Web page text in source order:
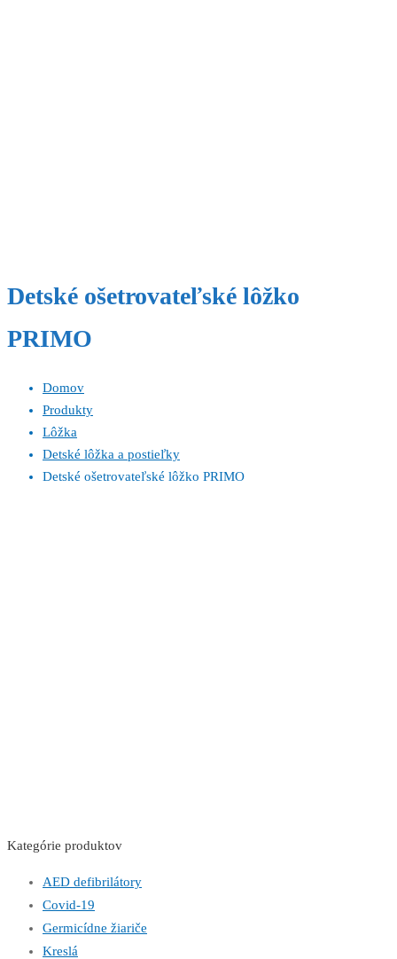
Detské ošetrovateľské lôžko
PRIMO
Domov
Produkty
Lôžka
Detské lôžka a postieľky
Detské ošetrovateľské lôžko PRIMO
Kategórie produktov
AED defibrilátory
Covid-19
Germicídne žiariče
Kreslá